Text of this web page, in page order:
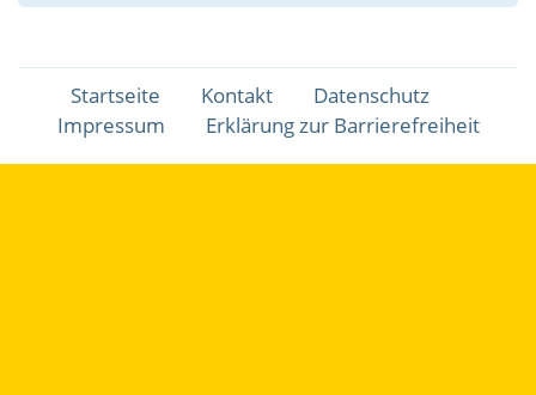
Fußbereichsmenü
Startseite Kontakt
Datenschutz
Impressum
Erklärung zur Barrierefreiheit